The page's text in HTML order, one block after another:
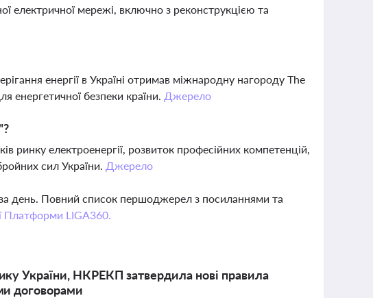
електричної мережі, включно з реконструкцією та
енергії в Україні отримав міжнародну нагороду The
енергетичної безпеки країни. Джерело
ринку електроенергії, розвиток професійних компетенцій,
сил України. Джерело
день. Повний список першоджерел з посиланнями та
Платформи LIGA360.
України, НКРЕКП затвердила нові правила
договорами